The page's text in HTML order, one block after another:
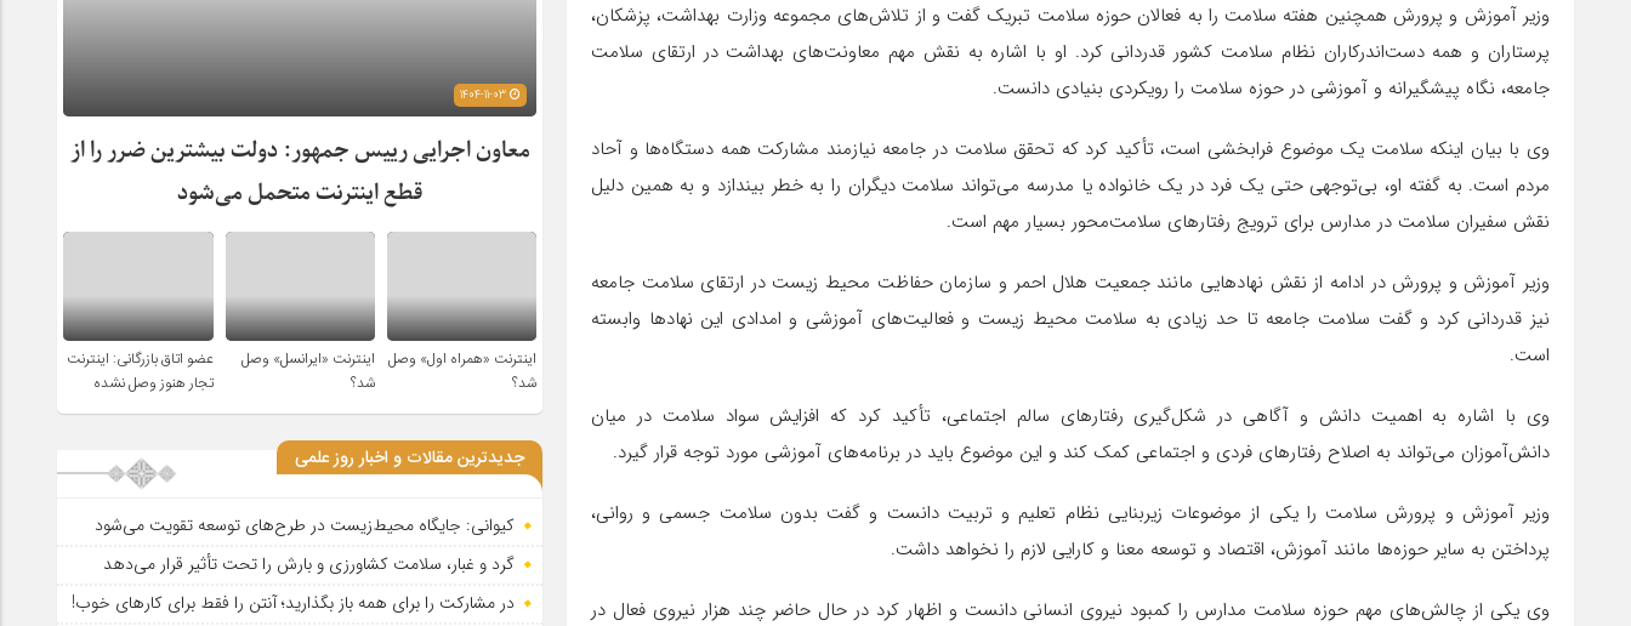
وزیر آموزش و پرورش همچنین هفته سلامت را به فعالان حوزه سلامت تبریک گفت و از تلاش‌های مجموعه وزارت بهداشت، پزشکان،
پرستاران و همه دست‌اندرکاران نظام سلامت کشور قدردانی کرد. او با اشاره به نقش مهم معاونت‌های بهداشت در ارتقای سلامت
جامعه، نگاه پیشگیرانه و آموزشی در حوزه سلامت را رویکردی بنیادی دانست.
وی با بیان اینکه سلامت یک موضوع فرابخشی است، تأکید کرد که تحقق سلامت در جامعه نیازمند مشارکت همه دستگاه‌ها و آحاد
مردم است. به گفته او، بی‌توجهی حتی یک فرد در یک خانواده یا مدرسه می‌تواند سلامت دیگران را به خطر بیندازد و به همین دلیل
نقش سفیران سلامت در مدارس برای ترویج رفتارهای سلامت‌محور بسیار مهم است.
وزیر آموزش و پرورش در ادامه از نقش نهادهایی مانند جمعیت هلال احمر و سازمان حفاظت محیط زیست در ارتقای سلامت جامعه
نیز قدردانی کرد و گفت سلامت جامعه تا حد زیادی به سلامت محیط زیست و فعالیت‌های آموزشی و امدادی این نهادها وابسته
است.
وی با اشاره به اهمیت دانش و آگاهی در شکل‌گیری رفتارهای سالم اجتماعی، تأکید کرد که افزایش سواد سلامت در میان
دانش‌آموزان می‌تواند به اصلاح رفتارهای فردی و اجتماعی کمک کند و این موضوع باید در برنامه‌های آموزشی مورد توجه قرار گیرد.
وزیر آموزش و پرورش سلامت را یکی از موضوعات زیربنایی نظام تعلیم و تربیت دانست و گفت بدون سلامت جسمی و روانی،
پرداختن به سایر حوزه‌ها مانند آموزش، اقتصاد و توسعه معنا و کارایی لازم را نخواهد داشت.
وی یکی از چالش‌های مهم حوزه سلامت مدارس را کمبود نیروی انسانی دانست و اظهار کرد در حال حاضر چند هزار نیروی فعال در
معاون اجرایی رییس جمهور: دولت بیشترین ضرر را از
قطع اینترنت متحمل می‌شود
اینترنت «همراه اول» وصل
شد؟
اینترنت «ایرانسل» وصل
شد؟
عضو اتاق بازرگانی: اینترنت
تجار هنوز وصل نشده
جدیدترین مقالات و اخبار روز علمی
کیوانی: جایگاه محیط‌زیست در طرح‌های توسعه تقویت می‌شود
گرد و غبار، سلامت کشاورزی و بارش را تحت تأثیر قرار می‌دهد
در مشارکت را برای همه باز بگذارید؛ آنتن را فقط برای کارهای خوب!